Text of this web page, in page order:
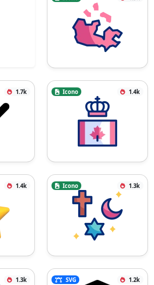
1.7k Icono 1.4k
1.4k Icono 1.3k
1.3k SVG 1.2k